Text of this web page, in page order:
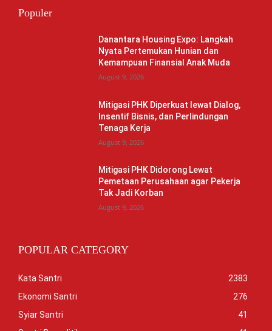
Populer
Danantara Housing Expo: Langkah
Nyata Pertemukan Hunian dan
Kemampuan Finansial Anak Muda
August 9, 2026
Mitigasi PHK Diperkuat lewat Dialog,
Insentif Bisnis, dan Perlindungan
Tenaga Kerja
August 9, 2026
Mitigasi PHK Didorong Lewat
Pemetaan Perusahaan agar Pekerja
Tak Jadi Korban
August 9, 2026
POPULAR CATEGORY
Kata Santri
2383
Ekonomi Santri
276
Syiar Santri
41